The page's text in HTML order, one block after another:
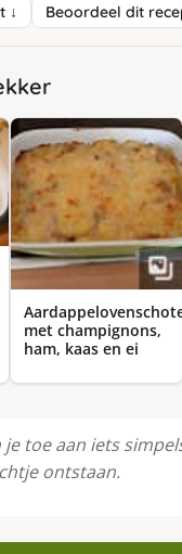
↓ Beoordeel dit
Aardappelovenschotel
met champignons,
ham, kaas en ei
toe aan iets
ontstaan.